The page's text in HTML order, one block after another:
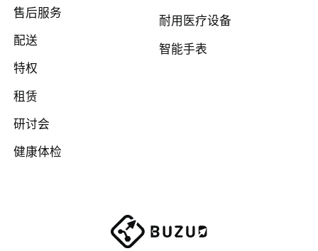
售后服务
配送
特权
租赁
研讨会
健康体检
耐用医疗设备
智能手表